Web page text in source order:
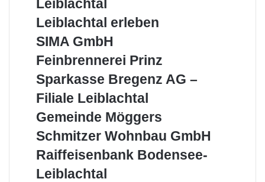
Leiblachtal
Leiblachtal
Leiblachtal erleben
SIMA
SIMA GmbH
Feinbrennerei
Feinbrennerei Prinz
Sparkasse
Bregenz
AG
–
Leiblachtal
Sparkasse Bregenz AG –
Filiale Leiblachtal
Gemeinde
Gemeinde Möggers
Schmitzer
GmbH
Schmitzer Wohnbau GmbH
Raiffeisenbank
Leiblachtal
Raiffeisenbank Bodensee-
Leiblachtal